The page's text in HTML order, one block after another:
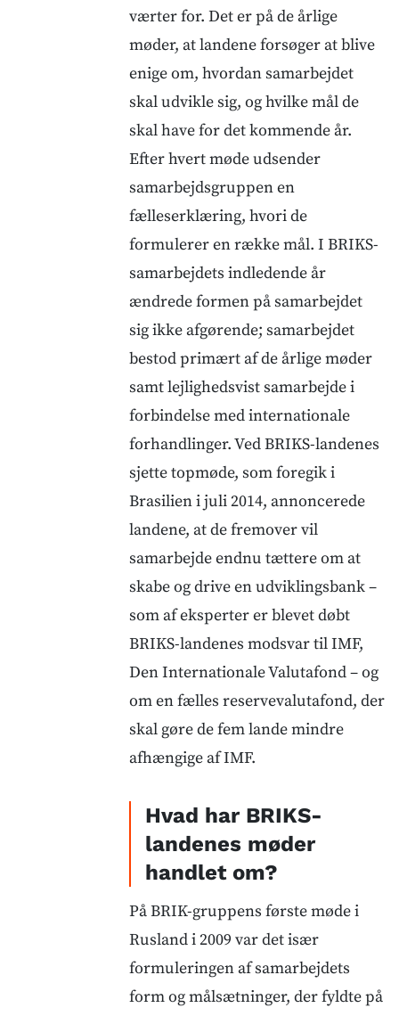
værter for. Det er på de årlige
møder, at landene forsøger at blive
enige om, hvordan samarbejdet
skal udvikle sig, og hvilke mål de
skal have for det kommende år.
Efter hvert møde udsender
samarbejdsgruppen en
fælleserklæring, hvori de
formulerer en række mål. I BRIKS-
samarbejdets indledende år
ændrede formen på samarbejdet
sig ikke afgørende; samarbejdet
bestod primært af de årlige møder
samt lejlighedsvist samarbejde i
forbindelse med internationale
forhandlinger. Ved BRIKS-landenes
sjette topmøde, som foregik i
Brasilien i juli 2014, annoncerede
landene, at de fremover vil
samarbejde endnu tættere om at
skabe og drive en udviklingsbank –
som af eksperter er blevet døbt
BRIKS-landenes modsvar til IMF,
Den Internationale Valutafond – og
om en fælles reservevalutafond, der
skal gøre de fem lande mindre
afhængige af IMF.
Hvad har BRIKS-
landenes møder
handlet om?
På BRIK-gruppens første møde i
Rusland i 2009 var det især
formuleringen af samarbejdets
form og målsætninger, der fyldte på